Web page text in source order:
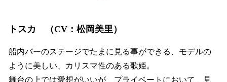
トスカ （CV：松岡美里）
船内バーのステージでたまに見る事ができる、モデルの
ように美しい、カリスマ性のある歌姫。
舞台の上では愛想がいいが、プライベートにおいて、見